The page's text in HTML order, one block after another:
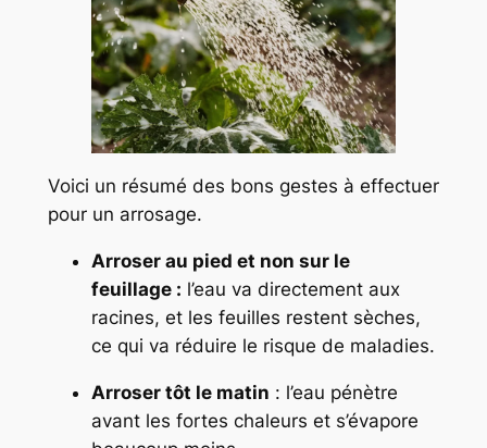
Voici un résumé des bons gestes à effectuer
pour un arrosage.
Arroser au pied et non sur le
feuillage : l’eau va directement aux
racines, et les feuilles restent sèches,
ce qui va réduire le risque de maladies.
Arroser tôt le matin : l’eau pénètre
avant les fortes chaleurs et s’évapore